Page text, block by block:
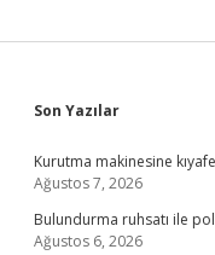
Sidebar
Son Yazılar
Kurutma makinesine
Ağustos 7, 2026
Bulundurma ruhsatı ile
Ağustos 6, 2026